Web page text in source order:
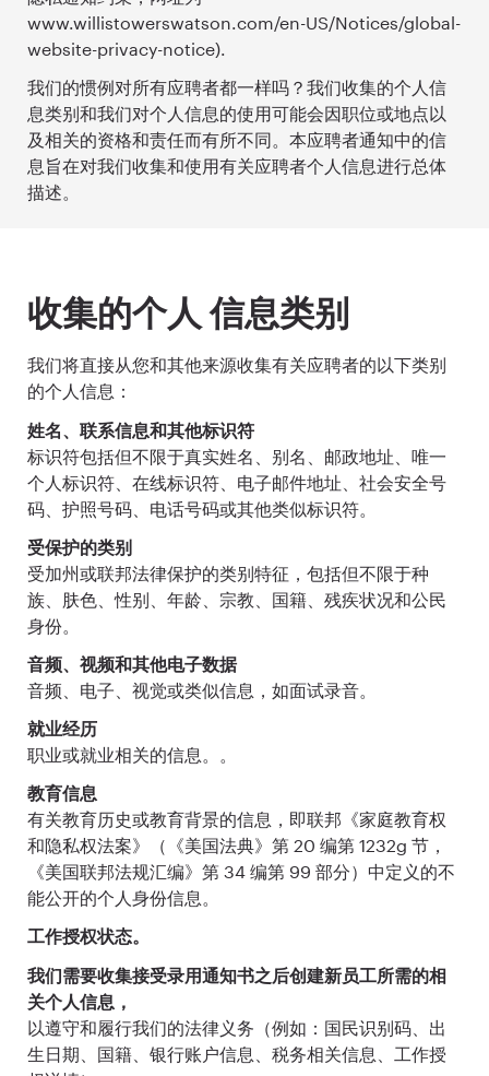
www.willistowerswatson.com/en-US/Notices/global-
website-privacy-notice).
我们的惯例对所有应聘者都一样吗？我们收集的个人信
息类别和我们对个人信息的使用可能会因职位或地点以
及相关的资格和责任而有所不同。本应聘者通知中的信
息旨在对我们收集和使用有关应聘者个人信息进行总体
描述。
收集的个人 信息类别
我们将直接从您和其他来源收集有关应聘者的以下类别
的个人信息：
姓名、联系信息和其他标识符
标识符包括但不限于真实姓名、别名、邮政地址、唯一
个人标识符、在线标识符、电子邮件地址、社会安全号
码、护照号码、电话号码或其他类似标识符。
受保护的类别
受加州或联邦法律保护的类别特征，包括但不限于种
族、肤色、性别、年龄、宗教、国籍、残疾状况和公民
身份。
音频、视频和其他电子数据
音频、电子、视觉或类似信息，如面试录音。
就业经历
职业或就业相关的信息。。
教育信息
有关教育历史或教育背景的信息，即联邦《家庭教育权
和隐私权法案》（《美国法典》第 20 编第 1232g 节，
《美国联邦法规汇编》第 34 编第 99 部分）中定义的不
能公开的个人身份信息。
工作授权状态。
我们需要收集接受录用通知书之后创建新员工所需的相
关个人信息，
以遵守和履行我们的法律义务（例如：国民识别码、出
生日期、国籍、银行账户信息、税务相关信息、工作授